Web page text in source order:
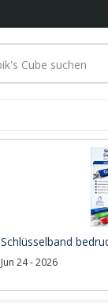
Schlüsselband
Jun 24 - 2026